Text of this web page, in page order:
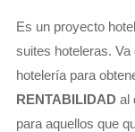
Es un proyecto
suites hoteleras.
hotelería para
RENTABILIDAD al
para aquellos que